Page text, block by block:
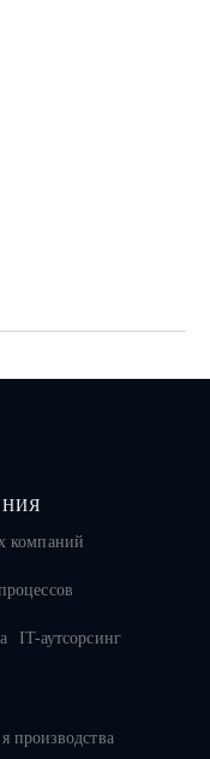
компаний
IT-аутсорсинг
производства